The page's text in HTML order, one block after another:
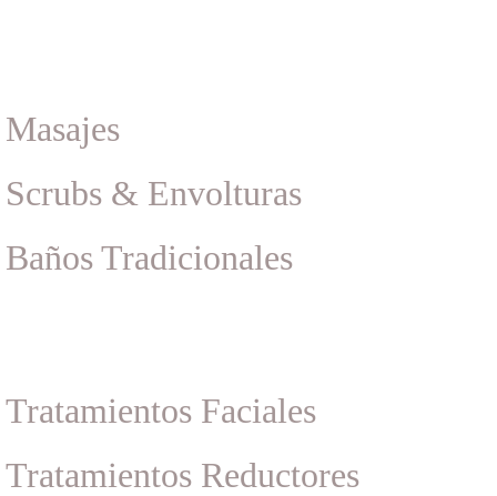
Masajes
Scrubs & Envolturas
Baños Tradicionales
Tratamientos Faciales
Tratamientos Reductores